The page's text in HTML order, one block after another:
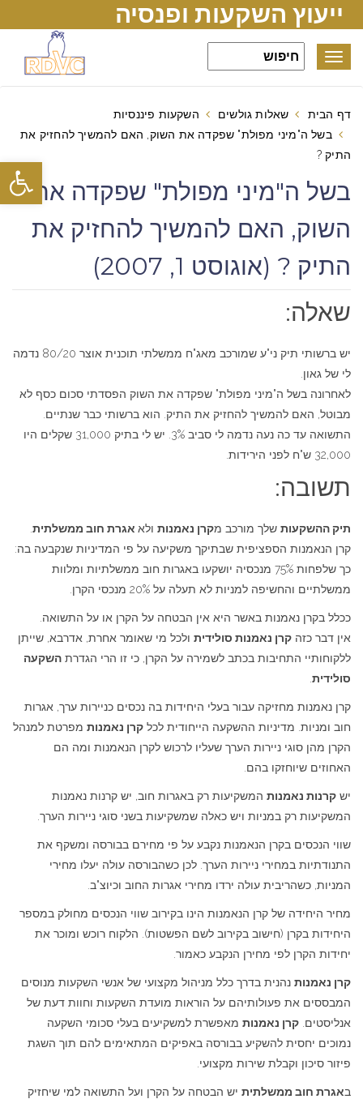
פתח
ייעוץ השקעות ופנסיה
Toggle
דף הבית שאלות גולשים
השקעות פיננסיות
בשל ה"מיני מפולת" שפקדה את השוק, האם להמשיך להחזיק את
התיק ?
בשל ה"מיני מפולת" שפקדה את
השוק, האם להמשיך להחזיק את
התיק ? (אוגוסט 1, 2007)
שאלה:
יש ברשותי תיק ני"ע שמורכב מאג"ח ממשלתי תוכנית אוצר 80/20 נדמה
לי של גאון.
לאחרונה בשל ה"מיני מפולת" שפקדה את השוק הפסדתי סכום כסף לא
מבוטל, האם להמשיך להחזיק את התיק. הוא ברשותי כבר שנתיים.
התשואה עד כה נעה נדמה לי סביב 3%. יש לי בתיק 31,000 שקלים היו
32,000 ש"ח לפני הירידות.
תשובה:
תיק ההשקעות שלך מורכב מקרן נאמנות ולא אגרת חוב ממשלתית
קרן הנאמנות הספציפית שבתיקך משקיעה על פי המדיניות שנקבעה בה:
כך שלפחות 75% מנכסיה יושקעו באגרות חוב ממשלתיות ומלוות
ממשלתיים והחשיפה למניות לא תעלה על 20% מנכסי הקרן.
ככלל בקרן נאמנות באשר היא אין הבטחה על הקרן או על התשואה.
אין דבר כזה קרן נאמנות סולידית ולכל מי שאומר אחרת, אדרבא, שייתן
ללקוחותיי התחיבות בכתב לשמירה על הקרן, כי זו הרי הגדרת השקעה
סולידית
קרן נאמנות מחזיקה עבור בעלי היחידות בה נכסים כניירות ערך, אגרות
חוב ומניות. מדיניות ההשקעה הייחודית לכל קרן נאמנות מפרטת למנהל
הקרן מהן סוגי ניירות הערך שעליו לרכוש לקרן הנאמנות ומה הם
האחוזים שיוחזקו בהם.
יש קרנות נאמנות המשקיעות רק באגרות חוב, יש קרנות נאמנות
המשקיעות רק במניות ויש כאלה שמשקיעות בשני סוגי ניירות הערך.
שווי הנכסים בקרן הנאמנות נקבע על פי מחירם בבורסה ומשקף את
התנודתיות במחירי ניירות הערך. לכן כשהבורסה עולה יעלו מחירי
המניות, כשהריבית עולה ירדו מחירי אגרות החוב וכיוצ"ב.
מחיר היחידה של קרן הנאמנות הינו בקירוב שווי הנכסים מחולק במספר
היחידות בקרן (חישוב בקירוב לשם הפשטות). הלקוח רוכש ומוכר את
יחידות הקרן לפי מחירן הנקבע כאמור.
קרן נאמנות נהנית בדרך כלל מניהול מקצועי של אנשי השקעות מנוסים
המבססים את פעולותיהם על הוראות מועדת השקעות וחוות דעת של
אנליסטים. קרן נאמנות מאפשרת למשקיעים בעלי סכומי השקעה
נמוכים יחסית להשקיע בבורסה באפיקים המתאימים להם תוך השגת
פיזור סיכון וקבלת שירות מקצועי.
באגרת חוב ממשלתית יש הבטחה על הקרן ועל התשואה למי שיחזיק